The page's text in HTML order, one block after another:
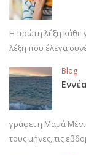
Η πρώτη λέξη κάθε
λέξη που έλεγα
Blog
γράφει η Μαμά
τους μήνες, τις